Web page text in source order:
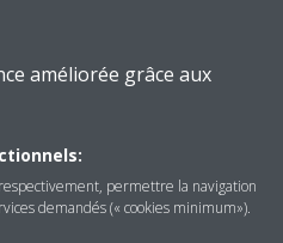
améliorée grâce aux
permettre la navigation
demandés (« cookies minimum»).